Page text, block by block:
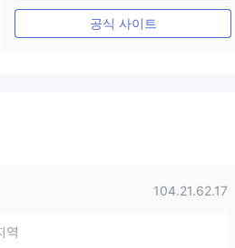
마스터 레이블 MT4
공식 사이트
104.21.62.17
역